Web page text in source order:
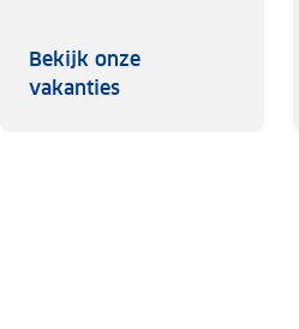
Bekijk onze
vakantiesBekijk onze